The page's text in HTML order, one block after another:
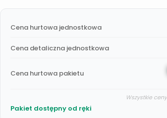
Cena hurtowa jednostkowa
Cena detaliczna jednostkowa
Cena hurtowa pakietu
Wszystkie
Pakiet dostępny od ręki